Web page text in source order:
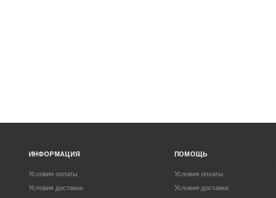
ИНФОРМАЦИЯ
Условия оплаты
Условия доставки
ПОМОЩЬ
Условия оплаты
Условия доставки